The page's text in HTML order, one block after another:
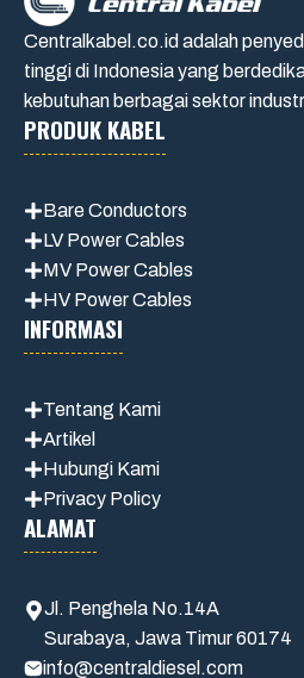
Centralkabel.co.id adalah
tinggi di Indonesia yang
kebutuhan berbagai sektor
PRODUK KABEL
Bare Conductors
LV Power Cables
MV Power Cables
HV Power Cables
INFORMASI
Tentang Kami
Artikel
Hubungi Kami
Privacy Policy
ALAMAT
Jl. Penghela No.14A
Surabaya, Jawa Timur 60174
info@centraldiesel.com